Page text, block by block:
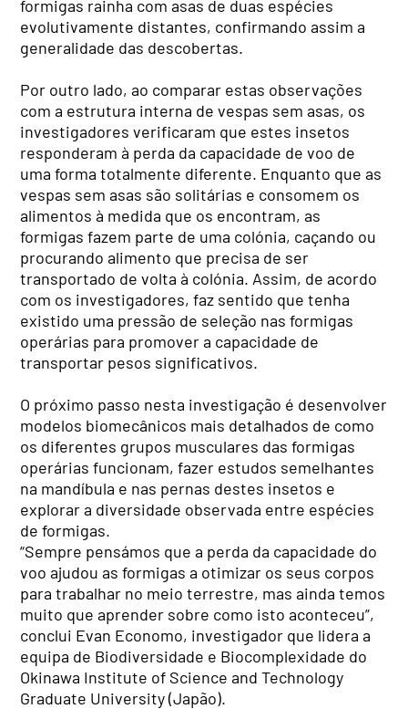
formigas rainha com asas de duas espécies
evolutivamente distantes, confirmando assim a
generalidade das descobertas.
Por outro lado, ao comparar estas observações
com a estrutura interna de vespas sem asas, os
investigadores verificaram que estes insetos
responderam à perda da capacidade de voo de
uma forma totalmente diferente. Enquanto que as
vespas sem asas são solitárias e consomem os
alimentos à medida que os encontram, as
formigas fazem parte de uma colónia, caçando ou
procurando alimento que precisa de ser
transportado de volta à colónia. Assim, de acordo
com os investigadores, faz sentido que tenha
existido uma pressão de seleção nas formigas
operárias para promover a capacidade de
transportar pesos significativos.
O próximo passo nesta investigação é desenvolver
modelos biomecânicos mais detalhados de como
os diferentes grupos musculares das formigas
operárias funcionam, fazer estudos semelhantes
na mandíbula e nas pernas destes insetos e
explorar a diversidade observada entre espécies
de formigas.
“Sempre pensámos que a perda da capacidade do
voo ajudou as formigas a otimizar os seus corpos
para trabalhar no meio terrestre, mas ainda temos
muito que aprender sobre como isto aconteceu”,
conclui Evan Economo, investigador que lidera a
equipa de Biodiversidade e Biocomplexidade do
Okinawa Institute of Science and Technology
Graduate University (Japão).